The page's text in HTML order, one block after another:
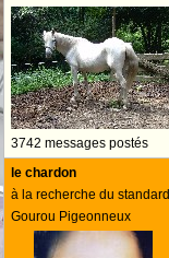
3742 messages postés
le chardon
à la recherche du standard
Gourou Pigeonneux